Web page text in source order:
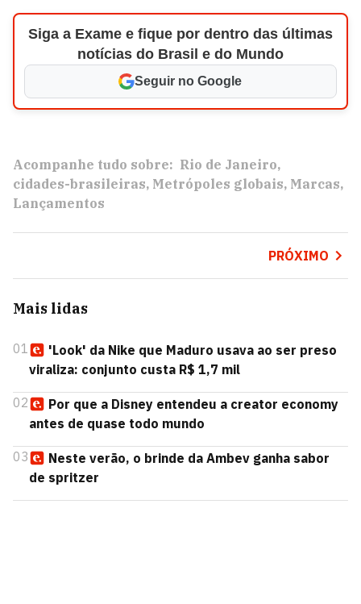
Siga a Exame e fique por dentro das últimas
notícias do Brasil e do Mundo
Seguir no Google
Acompanhe tudo sobre: Rio de Janeiro
cidades-brasileiras Metrópoles globais Marcas
Lançamentos
PRÓXIMO
Mais lidas
01
'Look' da Nike que Maduro usava ao ser preso
viraliza: conjunto custa R$ 1,7 mil
02
Por que a Disney entendeu a creator economy
antes de quase todo mundo
03
Neste verão, o brinde da Ambev ganha sabor
de spritzer